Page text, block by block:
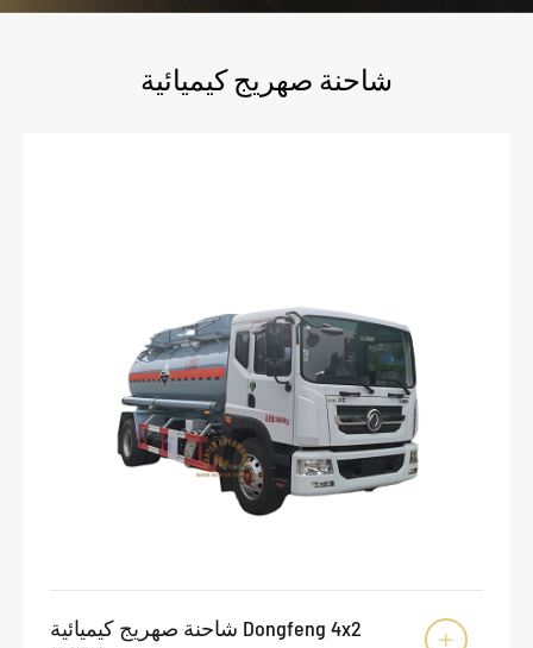
شاحنة صهريج كيميائية
شاحنة صهريج كيميائية Dongfeng 4x2
